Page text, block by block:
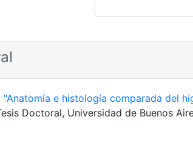
"Anatomía e histología comparada del
Doctoral, Universidad de Buenos